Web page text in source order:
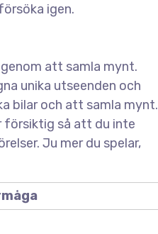
igen.
att samla mynt.
unika utseenden och
bilar och att samla mynt.
försiktig så att du inte
Ju mer du spelar,